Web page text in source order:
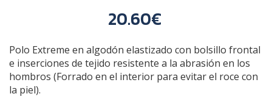
20.60€
Polo Extreme en algodón elastizado con bolsillo frontal
e inserciones de tejido resistente a la abrasión en los
hombros (Forrado en el interior para evitar el roce con
la piel).